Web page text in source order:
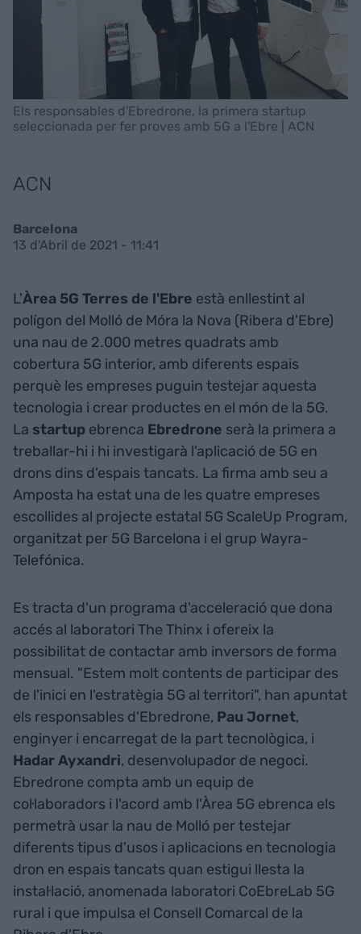
Els responsables d'Ebredrone, la primera startup
seleccionada per fer proves amb 5G a l'Ebre | ACN
ACN
Barcelona
13 d'Abril de 2021 - 11:41
L'Àrea 5G Terres de l'Ebre està enllestint al
polígon del Molló de Móra la Nova (Ribera d'Ebre)
una nau de 2.000 metres quadrats amb
cobertura 5G interior, amb diferents espais
perquè les empreses puguin testejar aquesta
tecnologia i crear productes en el món de la 5G.
La startup ebrenca Ebredrone serà la primera a
treballar-hi i hi investigarà l'aplicació de 5G en
drons dins d'espais tancats. La firma amb seu a
Amposta ha estat una de les quatre empreses
escollides al projecte estatal 5G ScaleUp Program,
organitzat per 5G Barcelona i el grup Wayra-
Telefónica.
Es tracta d'un programa d'acceleració que dona
accés al laboratori The Thinx i ofereix la
possibilitat de contactar amb inversors de forma
mensual. "Estem molt contents de participar des
de l'inici en l'estratègia 5G al territori", han apuntat
els responsables d'Ebredrone, Pau Jornet,
enginyer i encarregat de la part tecnològica, i
Hadar Ayxandri, desenvolupador de negoci.
Ebredrone compta amb un equip de
col·laboradors i l'acord amb l'Àrea 5G ebrenca els
permetrà usar la nau de Molló per testejar
diferents tipus d'usos i aplicacions en tecnologia
dron en espais tancats quan estigui llesta la
instal·lació, anomenada laboratori CoEbreLab 5G
rural i que impulsa el Consell Comarcal de la